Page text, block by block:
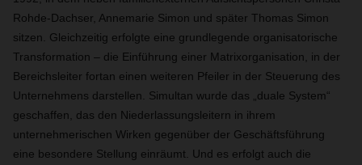
Rohde-Dachser, Annemarie Simon und später Thomas Simon
sitzen. Gleichzeitig erfolgte eine grundlegende organisatorische
Transformation – die Einführung einer Matrixorganisation, in der
Bereichsleiter fortan einen weiteren Pfeiler in der Steuerung des
Unternehmens darstellen. Simultan wurde das „duale System“
geschaffen, das den Niederlassungsleitern in ihrem
unternehmerischen Wirken gegenüber der Geschäftsführung
eine besondere Stellung einräumt. Und es erfolgt auch die